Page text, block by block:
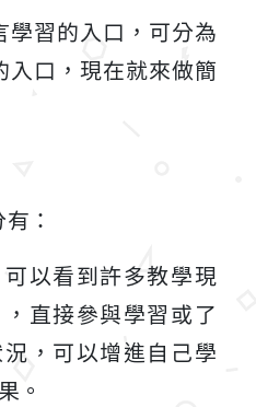
學習的入口，可分為
入口，現在就來做簡
：
以看到許多教學現
直接參與學習或了
，可以增進自己學
。